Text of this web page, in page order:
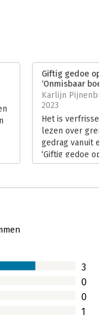
waarmee je meteen
Giftig gedoe op
‘Onmisbaar boek’
Karlijn
2023
Het is
lezen over
gedrag vanuit
‘Giftig gedoe op
terug naar de
giftig gedrag en
3
0
0
1